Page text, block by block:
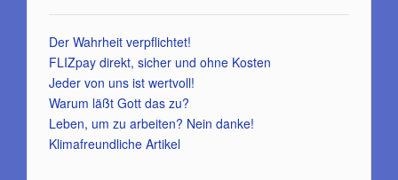
Der Wahrheit verpflichtet!
FLIZpay direkt, sicher und ohne Kosten
Jeder von uns ist wertvoll!
Warum läßt Gott das zu?
Leben, um zu arbeiten? Nein danke!
Klimafreundliche Artikel